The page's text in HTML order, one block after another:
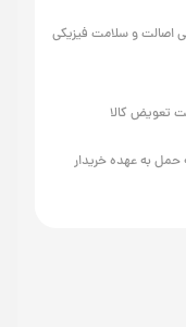
اصالت و سلامت فیزیکی
تعویض کالا
حمل به عهده خریدار